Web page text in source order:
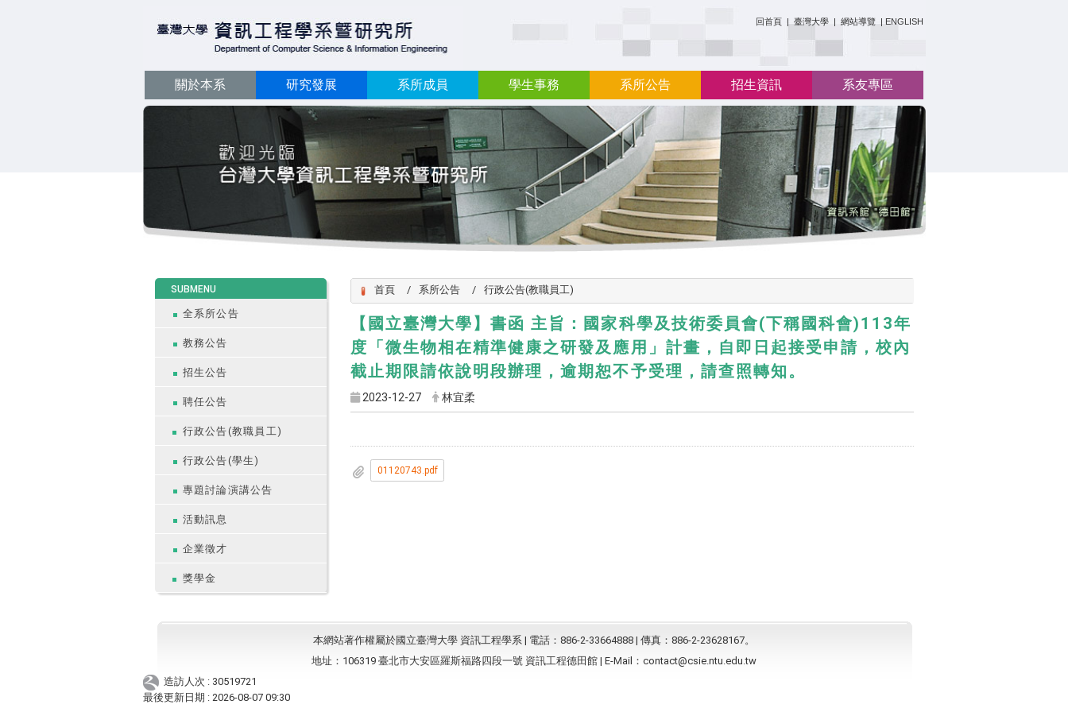
回首頁 | 臺灣大學 | 網站導覽 | ENGLISH
關於本系 研究發展 系所成員 學生事務 系所公告 招生資訊 系友專區
SUBMENU
全系所公告
教務公告
招生公告
聘任公告
行政公告(教職員工)
行政公告(學生)
專題討論演講公告
活動訊息
企業徵才
獎學金
首頁 系所公告 行政公告(教職員工)
【國立臺灣大學】書函 主旨：國家科學及技術委員會(下稱國科會)113年
度「微生物相在精準健康之研發及應用」計畫，自即日起接受申請，校內
截止期限請依說明段辦理，逾期恕不予受理，請查照轉知。
2023-12-27 林宜柔
01120743.pdf
本網站著作權屬於國立臺灣大學 資訊工程學系 | 電話：886-2-33664888 | 傳真：886-2-23628167。
地址：106319 臺北市大安區羅斯福路四段一號 資訊工程德田館 | E-Mail： contact@csie.ntu.edu.tw
造訪人次 : 30519721
最後更新日期 : 2026-08-07 09:30